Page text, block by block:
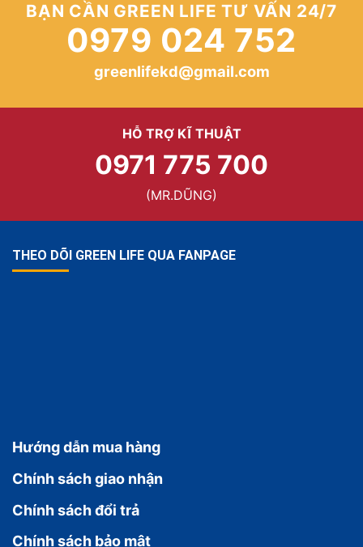
BẠN CẦN GREEN LIFE TƯ VẤN 24/7
0979 024 752
greenlifekd@gmail.com
HỖ TRỢ KĨ THUẬT
0971 775 700
(MR.DŨNG)
THEO DÕI GREEN LIFE QUA FANPAGE
Hướng dẫn mua hàng
Chính sách giao nhận
Chính sách đổi trả
Chính sách bảo mật